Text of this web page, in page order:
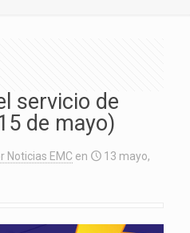
servicio de
de mayo)
Noticias EMC en
13 mayo,